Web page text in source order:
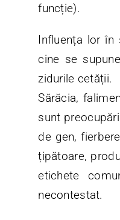
funcție).
Influența lor în
cine se
zidurile cetății.
Sărăcia,
sunt
de gen,
țipătoare,
etichete
necontestat.